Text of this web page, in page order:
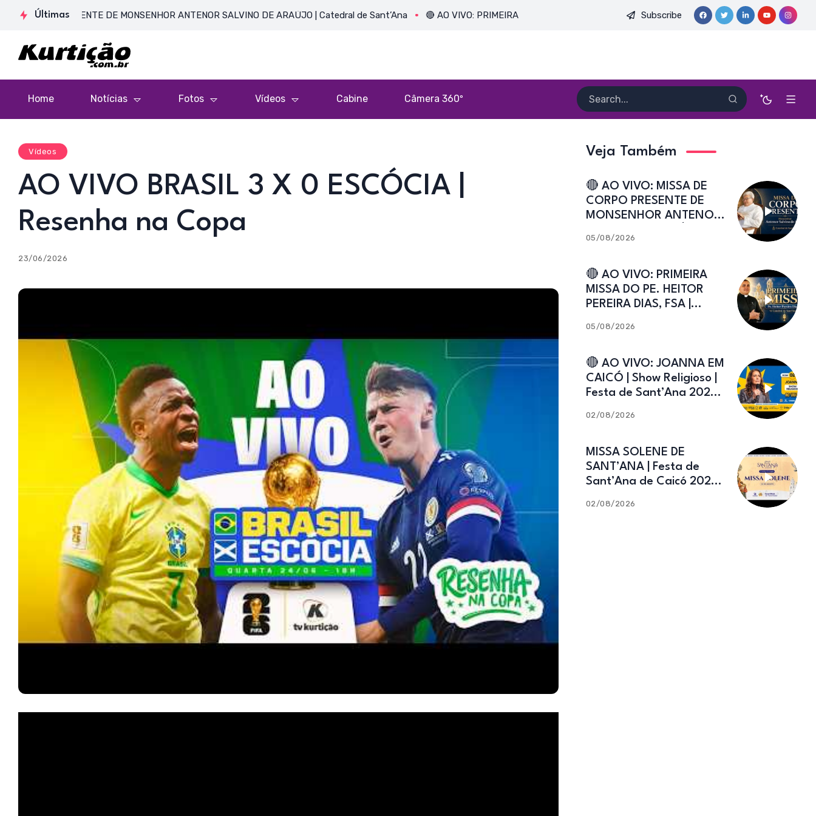
Últimas
PRESENTE DE MONSENHOR ANTENOR SALVINO DE ARAÚJO | Catedral de Sant’Ana 🔴 AO VIVO: PRIMEIRA MISSA DO PE. HEITOR PEREIRA DIAS, FSA | Catedral de Sant’Ana | Caicó-RN
Subscribe
Home Notícias Fotos Vídeos Cabine Câmera 360º
Vídeos
AO VIVO BRASIL 3 X 0 ESCÓCIA |
Resenha na Copa
23/06/2026
Veja Também
🔴 AO VIVO: MISSA DE
CORPO PRESENTE DE
MONSENHOR ANTENOR
Catedral de Sant’Ana
05/08/2026
🔴 AO VIVO: PRIMEIRA
MISSA DO PE. HEITOR
PEREIRA DIAS, FSA |
Caicó-RN
05/08/2026
🔴 AO VIVO: JOANNA EM
CAICÓ | Show Religioso |
Festa de Sant’Ana 2026 |
02/08/2026
MISSA SOLENE DE
SANT’ANA | Festa de
Sant’Ana de Caicó 2026 |
02/08/2026